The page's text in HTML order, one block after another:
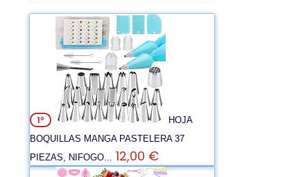
1º
HOJA
BOQUILLAS MANGA PASTELERA 37
PIEZAS, NIFOGO... 12,00 €